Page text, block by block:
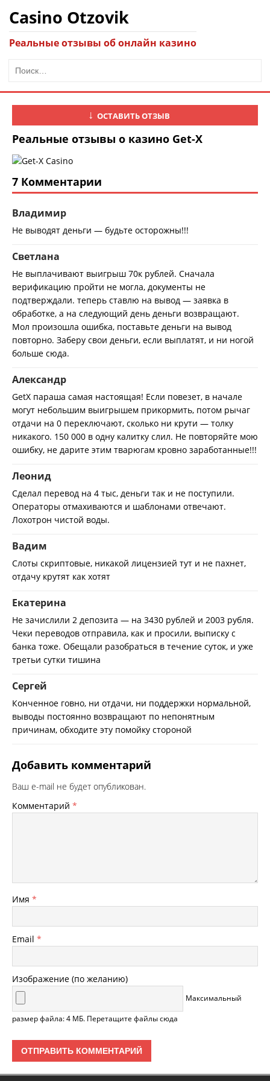
Casino Otzovik
Реальные отзывы об онлайн казино
ОСТАВИТЬ ОТЗЫВ
Реальные отзывы о казино Get-X
7 Комментарии
Владимир
Не выводят деньги — будьте осторожны!!!
Светлана
Не выплачивают выигрыш 70к рублей. Сначала
верификацию пройти не могла, документы не
подтверждали. теперь ставлю на вывод — заявка в
обработке, а на следующий день деньги возвращают.
Мол произошла ошибка, поставьте деньги на вывод
повторно. Заберу свои деньги, если выплатят, и ни ногой
больше сюда.
Александр
GetX параша самая настоящая! Если повезет, в начале
могут небольшим выигрышем прикормить, потом рычаг
отдачи на 0 переключают, сколько ни крути — толку
никакого. 150 000 в одну калитку слил. Не повторяйте мою
ошибку, не дарите этим тварюгам кровно заработанные!!!
Леонид
Сделал перевод на 4 тыс, деньги так и не поступили.
Операторы отмахиваются и шаблонами отвечают.
Лохотрон чистой воды.
Вадим
Слоты скриптовые, никакой лицензией тут и не пахнет,
отдачу крутят как хотят
Екатерина
Не зачислили 2 депозита — на 3430 рублей и 2003 рубля.
Чеки переводов отправила, как и просили, выписку с
банка тоже. Обещали разобраться в течение суток, и уже
третьи сутки тишина
Сергей
Конченное говно, ни отдачи, ни поддержки нормальной,
выводы постоянно возвращают по непонятным
причинам, обходите эту помойку стороной
Добавить комментарий
Ваш e-mail не будет опубликован.
Комментарий *
Имя *
Email *
Изображение (по желанию)
Максимальный
размер файла: 4 МБ. Перетащите файлы сюда